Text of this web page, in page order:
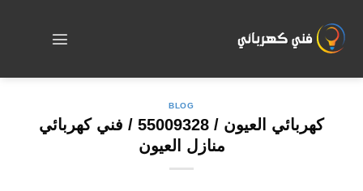
content
BLOG
كهربائي العيون / 55009328 / فني كهربائي
منازل العيون